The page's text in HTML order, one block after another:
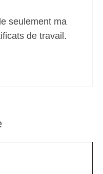
seulement ma
de travail.